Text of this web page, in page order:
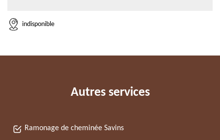
indisponible
Autres services
Ramonage de cheminée Savins